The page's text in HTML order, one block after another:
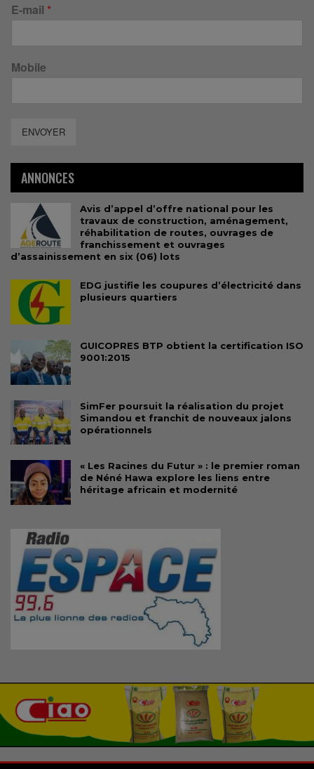
E-mail *
Mobile
ENVOYER
ANNONCES
Avis d’appel d’offre national pour les
travaux de construction, aménagement,
réhabilitation de routes, ouvrages de
franchissement et ouvrages
d’assainissement en six (06) lots
EDG justifie les coupures d’électricité dans
plusieurs quartiers
GUICOPRES BTP obtient la certification ISO
9001:2015
SimFer poursuit la réalisation du projet
Simandou et franchit de nouveaux jalons
opérationnels
« Les Racines du Futur » : le premier roman
de Néné Hawa explore les liens entre
héritage africain et modernité